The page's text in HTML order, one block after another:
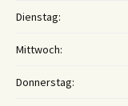
Dienstag:
Mittwoch:
Donnerstag: